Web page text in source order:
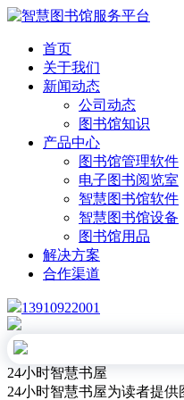
首页
关于我们
新闻动态
公司动态
图书馆知识
产品中心
图书馆管理软件
电子图书阅览室
智慧图书馆软件
智慧图书馆设备
图书馆用品
解决方案
合作渠道
13910922001
24小时智慧书屋
24小时智慧书屋为读者提